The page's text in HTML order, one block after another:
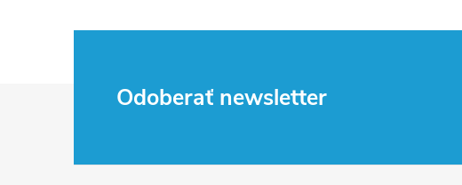
Odoberať newsletter